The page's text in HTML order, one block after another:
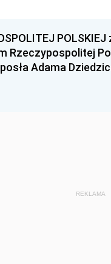
Rzeczypospolitej
Adama
REKLAMA